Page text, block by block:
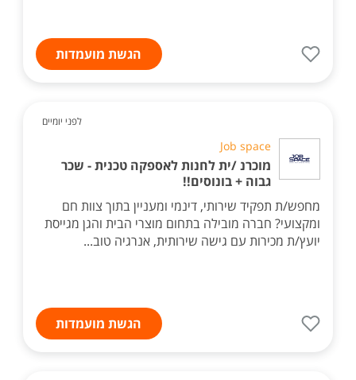
הגשת מועמדות
לפני יומיים
Job space
מוכרנ /ית לחנות לאספקה טכנית - שכר
גבוה + בונוסים!!
מחפש/ת תפקיד שירותי, דינמי ומעניין בתוך צוות חם
ומקצועי? חברה מובילה בתחום מוצרי הבית והגן מגייסת
יועץ/ת מכירות עם גישה שירותית, אנרגיה טוב...
הגשת מועמדות